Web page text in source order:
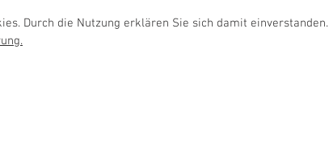
Durch die Nutzung erklären Sie sich damit einverstanden.